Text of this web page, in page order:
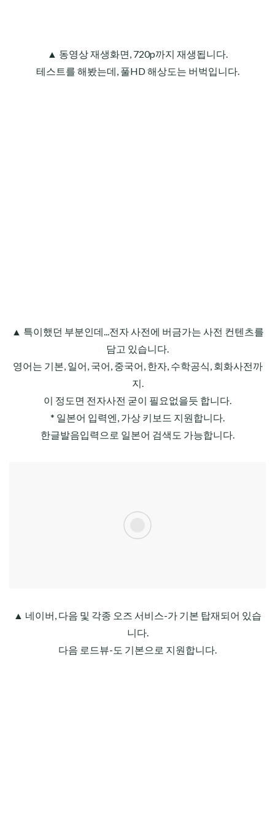
▲ 동영상 재생화면, 720p까지 재생됩니다.
테스트를 해봤는데, 풀HD 해상도는 버벅입니다.
▲ 특이했던 부분인데...전자 사전에 버금가는 사전 컨텐츠를
담고 있습니다.
영어는 기본, 일어, 국어, 중국어, 한자, 수학공식, 회화사전까
지.
이 정도면 전자사전 굳이 필요없을듯 합니다.
* 일본어 입력엔, 가상 키보드 지원합니다.
한글발음입력으로 일본어 검색도 가능합니다.
▲ 네이버, 다음 및 각종 오즈 서비스-가 기본 탑재되어 있습
니다.
다음 로드뷰-도 기본으로 지원합니다.